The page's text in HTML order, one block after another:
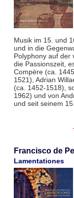
Musik im 15. und
und in die
Polyphony auf der
die Passionszeit,
Compère (ca.
1521), Adrian
(ca. 1452-1518),
1962) und von
und seit seinem
Francisco de
Lamentationes